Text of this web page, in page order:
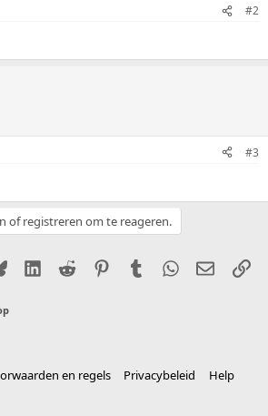
#2
#3
of registreren om te reageren.
BlueskyLinkedIn
Reddit PinterestTumblr WhatsApp
E-mail
en regels Privacybeleid
Help